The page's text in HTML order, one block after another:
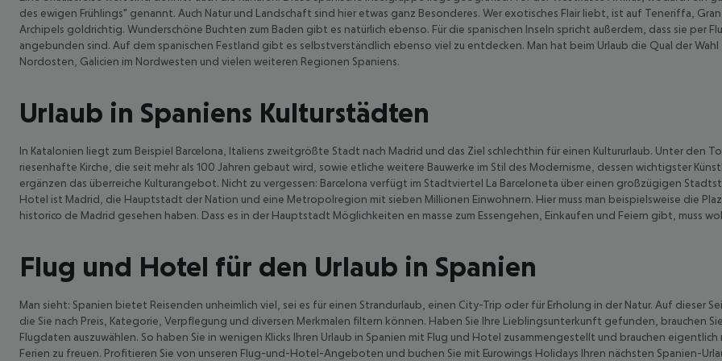
des ewigen Frühlings" genannt. Auch Natur und Landschaft sind hier etwas ganz Besonderes. Wer exotisches Flair liebt, ist auf Teneriffa,
Archipels goldrichtig. Wunderschöne Buchten zum Baden gibt es natürlich ebenso. Für die spanischen Inseln spricht außerdem, dass sie per
angebunden sind. Auf dem spanischen Festland gibt es selbstverständlich ebenso viel zu entdecken. Man hat beim Urlaub die Qual der
Nordosten, Galicien im Nordwesten und vielen weiteren Regionen Spaniens.
Urlaub in Spaniens Kulturstädten
In Katalonien liegt zum Beispiel Barcelona, Italiens zweitgrößte Stadt nach Madrid und das Ziel schlechthin für einen Kultururlaub. Unter den
riesenhafte Kirche, die seit mehr als 100 Jahren gebaut wird, sowie etliche weitere Bauwerke im Stil des Modernisme, dessen wichtigster
ergänzen das überreiche Kulturangebot. Nicht zu vergessen: Barcelona verfügt im Stadtviertel La Barceloneta über einen großzügigen
Hotel ist Madrid, die Hauptstadt der Nation und eine Metropolregion mit sieben Millionen Einwohnern. Hier muss man beispielsweise die
historico de Madrid gesehen haben. Dass es in der Hauptstadt Möglichkeiten en masse zum Essengehen, Einkaufen und Feiern gibt, muss
Flug und Hotel für den Urlaub in Spanien
Man sieht: Spanien bietet Reisenden unheimlich viel, sei es für einen Strandurlaub, einen City-Trip oder für Erholung in der Natur. Auf dieser
die Sie nach Preis, Kategorie, Verpflegung und diversen Merkmalen filtern können. Haben Sie Ihre Lieblingsunterkunft gefunden, brauchen
Flugdaten auszuwählen. So haben Sie in wenigen Klicks Ihren Urlaub in Spanien mit Flug und Hotel zusammengestellt und brauchen
Ferien zu freuen. Profitieren Sie von unseren Flug-und-Hotel-Angeboten und buchen Sie mit Eurowings Holidays Ihren nächsten Spanien-